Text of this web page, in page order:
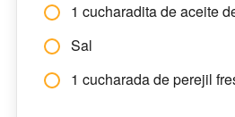
1 cucharadita de aceite
Sal
1 cucharada de perejil